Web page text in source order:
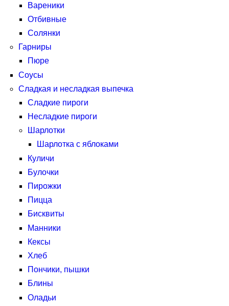
Вареники
Отбивные
Солянки
Гарниры
Пюре
Соусы
Сладкая и несладкая выпечка
Сладкие пироги
Несладкие пироги
Шарлотки
Шарлотка с яблоками
Куличи
Булочки
Пирожки
Пицца
Бисквиты
Манники
Кексы
Хлеб
Пончики, пышки
Блины
Оладьи